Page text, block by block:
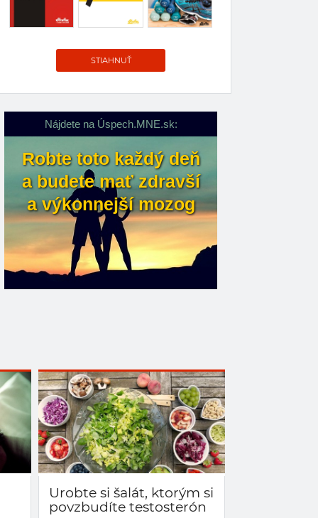
STIAHNUŤ
Urobte si šalát, ktorým si
povzbudíte testosterón